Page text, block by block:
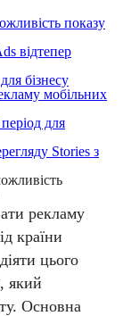
показу
відтепер
бізнесу
мобільних
для
Stories з
рекламу
країни
цього
який
Основна